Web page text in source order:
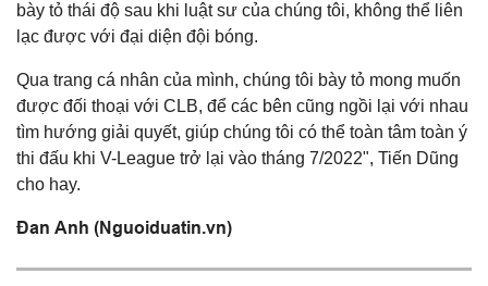
bày tỏ thái độ sau khi luật sư của chúng tôi, không thể liên
lạc được với đại diện đội bóng.
Qua trang cá nhân của mình, chúng tôi bày tỏ mong muốn
được đối thoại với CLB, để các bên cũng ngồi lại với nhau
tìm hướng giải quyết, giúp chúng tôi có thể toàn tâm toàn ý
thi đấu khi V-League trở lại vào tháng 7/2022", Tiến Dũng
cho hay.
Đan Anh (Nguoiduatin.vn)